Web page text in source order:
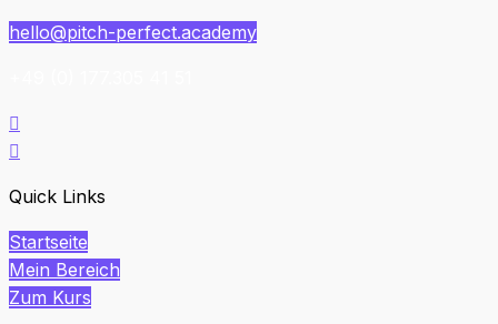
hello@pitch-perfect.academy


Quick Links
Startseite
Mein Bereich
Zum Kurs